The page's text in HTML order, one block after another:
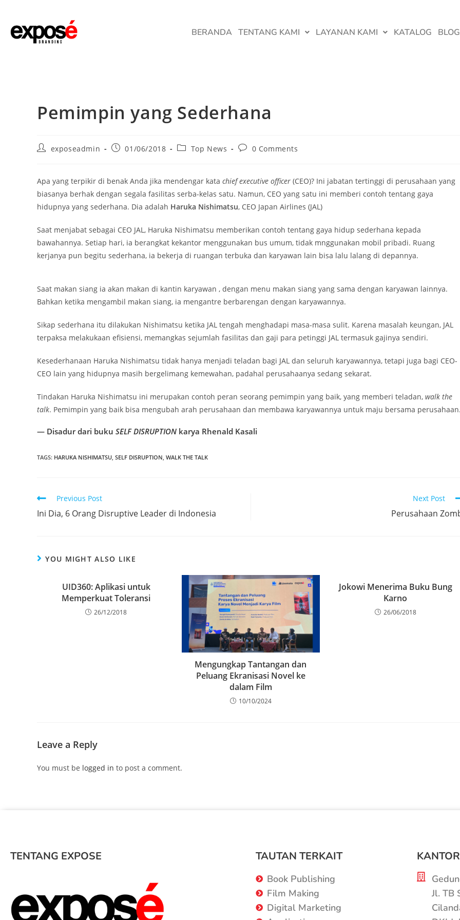
BERANDA TENTANG KAMI LAYANAN KAMI KATALOG BLOG
Pemimpin yang Sederhana
exposeadmin 01/06/2018 Top News 0 Comments
Apa yang terpikir di benak Anda jika mendengar kata chief executive officer (CEO)? Ini jabatan tertinggi di perusahaan yang
biasanya berhak dengan segala fasilitas serba-kelas satu. Namun, CEO yang satu ini memberi contoh tentang gaya
hidupnya yang sederhana. Dia adalah Haruka Nishimatsu, CEO Japan Airlines (JAL)
Saat menjabat sebagai CEO JAL, Haruka Nishimatsu memberikan contoh tentang gaya hidup sederhana kepada
bawahannya. Setiap hari, ia berangkat kekantor menggunakan bus umum, tidak mnggunakan mobil pribadi. Ruang
kerjanya pun begitu sederhana, ia bekerja di ruangan terbuka dan karyawan lain bisa lalu lalang di depannya.
Saat makan siang ia akan makan di kantin karyawan , dengan menu makan siang yang sama dengan karyawan lainnya.
Bahkan ketika mengambil makan siang, ia mengantre berbarengan dengan karyawannya.
Sikap sederhana itu dilakukan Nishimatsu ketika JAL tengah menghadapi masa-masa sulit. Karena masalah keungan, JAL
terpaksa melakukaan efisiensi, memangkas sejumlah fasilitas dan gaji para petinggi JAL termasuk gajinya sendiri.
Kesederhanaan Haruka Nishimatsu tidak hanya menjadi teladan bagi JAL dan seluruh karyawannya, tetapi juga bagi CEO-
CEO lain yang hidupnya masih bergelimang kemewahan, padahal perusahaanya sedang sekarat.
Tindakan Haruka Nishimatsu ini merupakan contoh peran seorang pemimpin yang baik, yang memberi teladan, walk the
talk. Pemimpin yang baik bisa mengubah arah perusahaan dan membawa karyawannya untuk maju bersama
— Disadur dari buku SELF DISRUPTION karya Rhenald Kasali
TAGS: HARUKA NISHIMATSU SELF DISRUPTION WALK THE TALK
Previous Post
Ini Dia, 6 Orang Disruptive Leader di Indonesia
Next Post
Perusahaan
YOU MIGHT ALSO LIKE
UID360: Aplikasi untuk
Memperkuat Toleransi
26/12/2018
Mengungkap Tantangan dan
Peluang Ekranisasi Novel ke
dalam Film
10/10/2024
Jokowi Menerima Buku Bung
Karno
26/06/2018
Leave a Reply
You must be logged in to post a comment.
TENTANG EXPOSE TAUTAN TERKAIT
Book Publishing
Film Making
Digital Marketing
Jl. TB